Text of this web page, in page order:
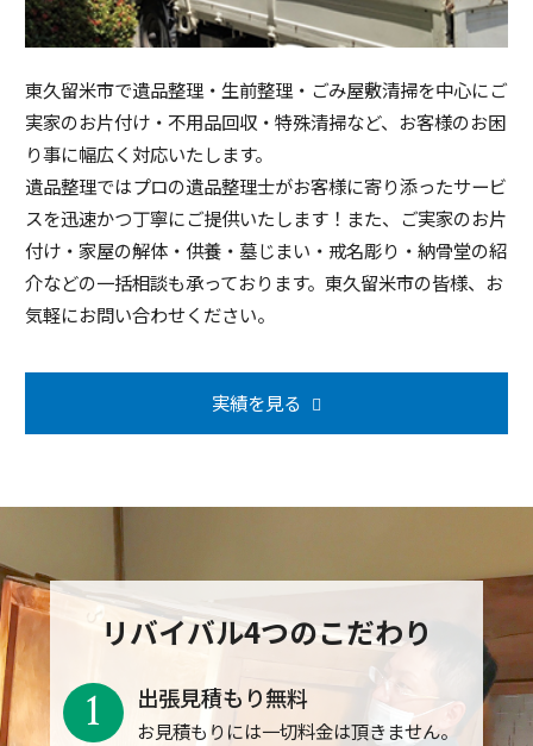
東久留米市で遺品整理・生前整理・ごみ屋敷清掃を中心にご
実家のお片付け・不用品回収・特殊清掃など、お客様のお困
り事に幅広く対応いたします。
遺品整理ではプロの遺品整理士がお客様に寄り添ったサービ
スを迅速かつ丁寧にご提供いたします！また、ご実家のお片
付け・家屋の解体・供養・墓じまい・戒名彫り・納骨堂の紹
介などの一括相談も承っております。東久留米市の皆様、お
気軽にお問い合わせください。
実績を見る
リバイバル4つのこだわり
出張見積もり無料
お見積もりには一切料金は頂きません。
1